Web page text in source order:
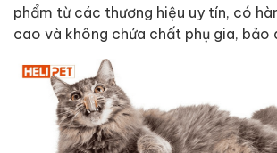
phẩm từ các thương hiệu uy tín, có
cao và không chứa chất phụ gia, bảo